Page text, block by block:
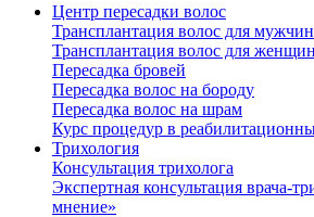
Центр пересадки волос
Трансплантация волос для мужчин
Трансплантация волос для женщин
Пересадка бровей
Пересадка волос на бороду
Пересадка волос на шрам
Курс процедур в
Трихология
Консультация трихолога
Экспертная консультация врача-
мнение»